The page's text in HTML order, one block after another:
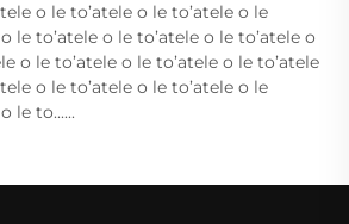
o le to’atele o le to’atele o le
le to’atele o le to’atele o le to’atele o
o le to’atele o le to’atele o le to’atele
o le to’atele o le to’atele o le
le to......